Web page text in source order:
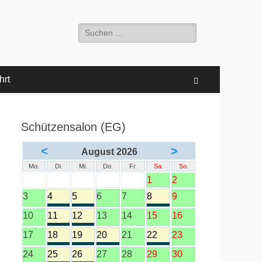
Suche
nach:
Schützensalon (EG)
<
August 2026 >
Mo. Di. Mi. Do. Fr. Sa. So.
1
2
3
4 5 6 7 8
9
10
11 12 13 14 15
16
17
18 19 20 21 22
23
24
25 26 27 28 29
30